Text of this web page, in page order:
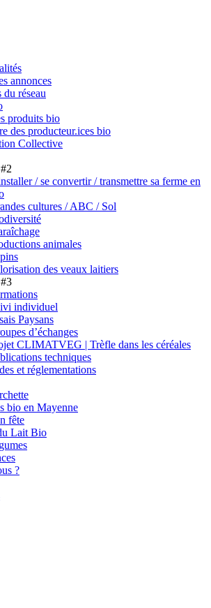
annonces
du réseau
produits bio
des producteur.ices bio
Collective
/ se convertir / transmettre sa ferme en
cultures / ABC / Sol
animales
des veaux laitiers
individuel
Paysans
d’échanges
CLIMATVEG | Trèfle dans les céréales
techniques
et réglementations
bio en Mayenne
fête
Lait Bio
?